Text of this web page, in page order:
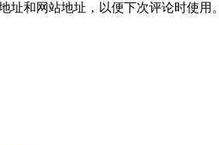
址和网站地址，以便下次评论时使用。